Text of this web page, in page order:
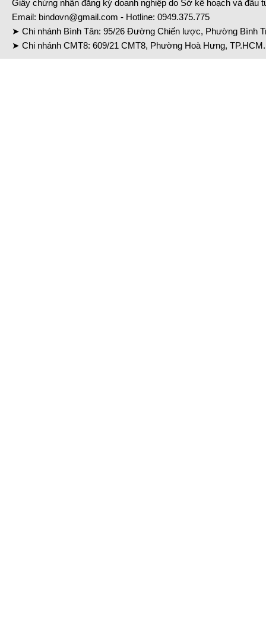
Giấy chứng nhận đăng ký doanh nghiệp do Sở kế hoạch và đầu
Email: bindovn@gmail.com - Hotline: 0949.375.775
➤ Chi nhánh Bình Tân: 95/26 Đường Chiến lược, Phường Bình
➤ Chi nhánh CMT8: 609/21 CMT8, Phường Hoà Hưng,